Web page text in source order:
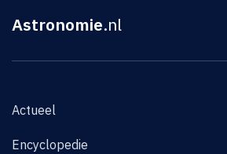
Astronomie.nl
Actueel
Encyclopedie